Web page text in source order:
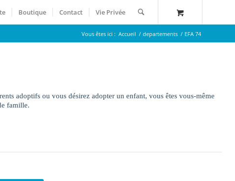
Boutique Contact Vie Privée
Vous êtes ici : Accueil / departements / EFA 74
adoptifs ou vous désirez adopter un enfant, vous êtes vous-même
famille.